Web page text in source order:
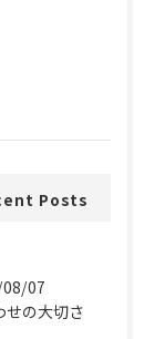
Posts
07
せの大切さ